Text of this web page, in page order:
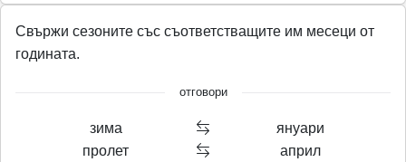
Свържи сезоните със съответстващите им месеци от
годината.
отговори
зима
януари
пролет
април